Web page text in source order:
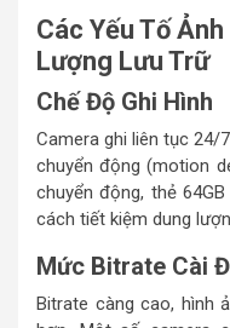
Các Yếu Tố
Lượng Lưu Trữ
Chế Độ Ghi Hình
Camera ghi liên tục 24/
chuyển động (motion
chuyển động, thẻ
cách tiết kiệm dung
Mức Bitrate Cài
Bitrate càng cao, hình